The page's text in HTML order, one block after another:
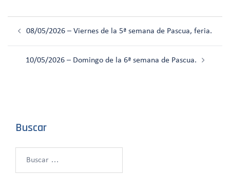
de
08/05/2026 – Viernes de la 5ª semana de Pascua, feria.
10/05/2026 – Domingo de la 6ª semana de Pascua.
Buscar